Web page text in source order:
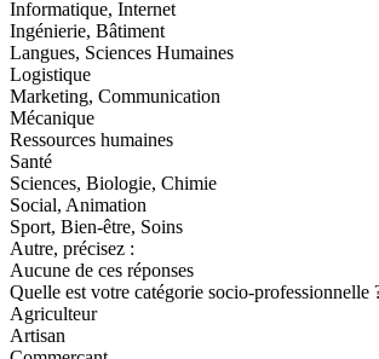
Informatique, Internet
Ingénierie, Bâtiment
Langues, Sciences Humaines
Logistique
Marketing, Communication
Mécanique
Ressources humaines
Santé
Sciences, Biologie, Chimie
Social, Animation
Sport, Bien-être, Soins
Autre, précisez :
Aucune de ces réponses
Quelle est votre catégorie socio-professionnelle
Agriculteur
Artisan